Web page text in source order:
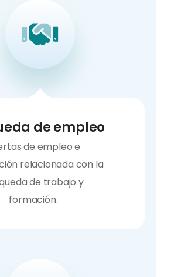
de empleo
de empleo e
relacionada con la
de trabajo y
formación.